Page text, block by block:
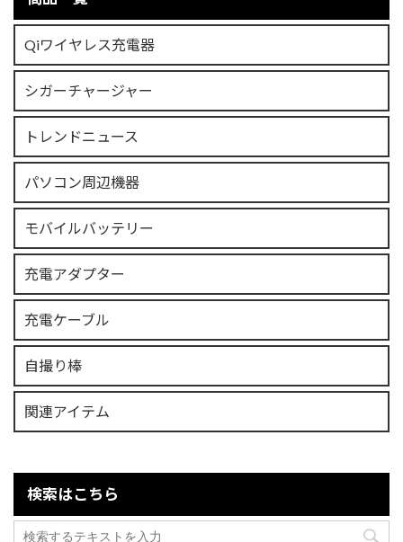
Qiワイヤレス充電器
シガーチャージャー
トレンドニュース
パソコン周辺機器
モバイルバッテリー
充電アダプター
充電ケーブル
自撮り棒
関連アイテム
検索はこちら